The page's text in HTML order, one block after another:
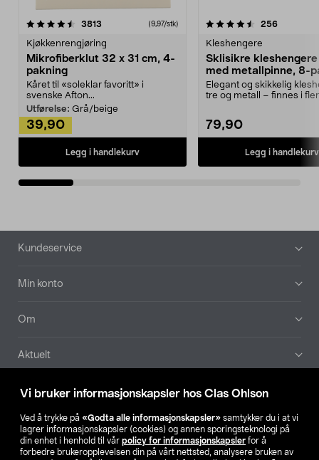
Vi bruker informasjonskapsler hos Clas Ohlson
Ved å trykke på «Godta alle informasjonskapsler» samtykker du i at vi
lagrer informasjonskapsler (cookies) og annen sporingsteknologi på
din enhet i henhold til vår policy for informasjonskapsler for å
forbedre brukeropplevelsen din på vårt nettsted, analysere bruken av
3813 anmeldelser(9,97/stk)
Kjøkkenrengjøring
Mikrofiberklut 32 x 31 cm, 4-
pakning
Kåret til «soleklar favoritt» i
svenske Afton...
Utførelse: Grå/beige
39,90
Legg i handlekurv
4.5av 5 stjerner 256
Kleshengere
Sklisikre
med metallpinne, 8-
Elegant og skikkelig
tre og metall – finnes i
79,90
Legg i handlekurv
4.5av 5 stjerner
Bunntekst
Kundeservice
Min konto
Om
Aktuelt
Våre selskaper
Finn din butikk